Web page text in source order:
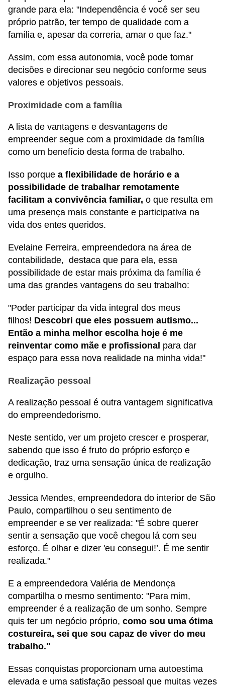
grande para ela: "Independência é você ser seu
próprio patrão, ter tempo de qualidade com a
família e, apesar da correria, amar o que faz."
Assim, com essa autonomia, você pode tomar
decisões e direcionar seu negócio conforme seus
valores e objetivos pessoais.
Proximidade com a família
A lista de vantagens e desvantagens de
empreender segue com a proximidade da família
como um benefício desta forma de trabalho.
Isso porque a flexibilidade de horário e a
possibilidade de trabalhar remotamente
facilitam a convivência familiar, o que resulta em
uma presença mais constante e participativa na
vida dos entes queridos.
Evelaine Ferreira, empreendedora na área de
contabilidade, destaca que para ela, essa
possibilidade de estar mais próxima da família é
uma das grandes vantagens do seu trabalho:
"Poder participar da vida integral dos meus
filhos! Descobri que eles possuem autismo...
Então a minha melhor escolha hoje é me
reinventar como mãe e profissional para dar
espaço para essa nova realidade na minha vida!"
Realização pessoal
A realização pessoal é outra vantagem significativa
do empreendedorismo.
Neste sentido, ver um projeto crescer e prosperar,
sabendo que isso é fruto do próprio esforço e
dedicação, traz uma sensação única de realização
e orgulho.
Jessica Mendes, empreendedora do interior de São
Paulo, compartilhou o seu sentimento de
empreender e se ver realizada: "É sobre querer
sentir a sensação que você chegou lá com seu
esforço. É olhar e dizer 'eu consegui!’. É me sentir
realizada."
E a empreendedora Valéria de Mendonça
compartilha o mesmo sentimento: "Para mim,
empreender é a realização de um sonho. Sempre
quis ter um negócio próprio, como sou uma ótima
costureira, sei que sou capaz de viver do meu
trabalho."
Essas conquistas proporcionam uma autoestima
elevada e uma satisfação pessoal que muitas vezes